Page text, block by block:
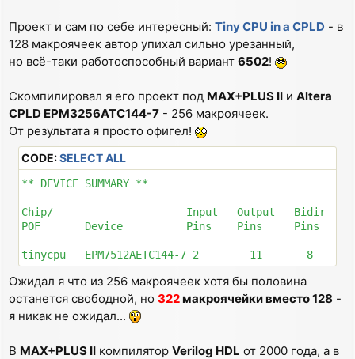
Проект и сам по себе интересный: Tiny CPU in a CPLD - в
128 макроячеек автор упихал сильно урезанный,
но всё-таки работоспособный вариант 6502!
Скомпилировал я его проект под MAX+PLUS II и Altera
CPLD EPM3256ATC144-7 - 256 макроячеек.
От результата я просто офигел!
CODE:SELECT ALL
** DEVICE SUMMARY **
Chip/                     Input   Output   Bidir
POF       Device          Pins    Pins     Pins
tinycpu   EPM7512AETC144-7 2        11       8
Ожидал я что из 256 макроячеек хотя бы половина
останется свободной, но 322макроячейки вместо 128 -
я никак не ожидал...
В MAX+PLUS II компилятор Verilog HDL от 2000 года, а в